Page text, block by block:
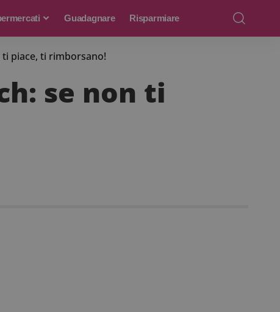
Guadagnare Risparmiare
piace, ti rimborsano!
se non ti